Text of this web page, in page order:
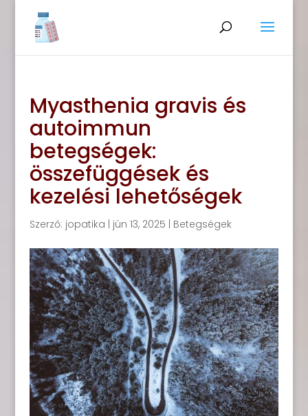
Myasthenia gravis és
autoimmun
betegségek:
összefüggések és
kezelési lehetőségek
Szerző: jopatika jún 13, 2025 Betegségek